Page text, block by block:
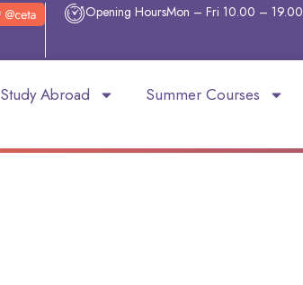
Opening HoursMon – Fri 10.00 – 19.00
Study Abroad Summer Courses